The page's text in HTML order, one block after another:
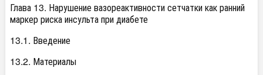
Глава 13. Нарушение вазореактивности сетчатки как ранний
маркер риска инсульта при диабете
13.1. Введение
13.2. Материалы